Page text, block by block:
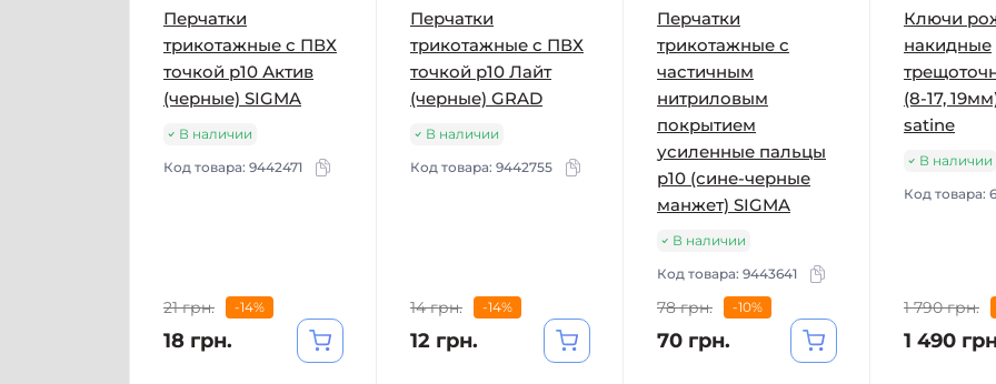
Перчатки
трикотажные с ПВХ
точкой р10 Актив
(черные) SIGMA
В наличии
Код товара: 9442471
21 грн. -14%
18 грн.
Перчатки
трикотажные с ПВХ
точкой р10 Лайт
(черные) GRAD
В наличии
Код товара: 9442755
14 грн. -14%
12 грн.
Перчатки
трикотажные с
частичным
нитриловым
покрытием
усиленные пальцы
р10 (сине-черные
манжет) SIGMA
В наличии
Код товара: 9443641
78 грн. -10%
70 грн.
Ключи
накидные
(8-17,
satine
В наличии
Код товара:
1 790 грн.
1 490